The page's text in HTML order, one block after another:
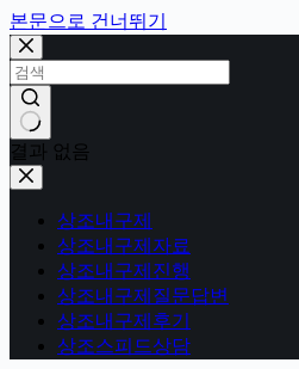
본문으로 건너뛰기
결과 없음
상조내구제
상조내구제자료
상조내구제진행
상조내구제질문답변
상조내구제후기
상조스피드상담